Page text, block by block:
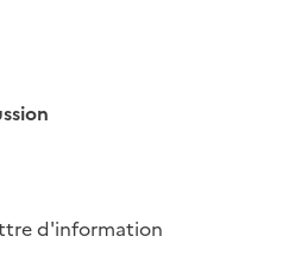
d'information